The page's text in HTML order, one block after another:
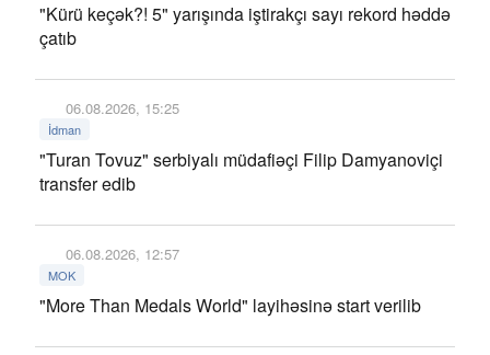
"Kürü keçək?! 5" yarışında iştirakçı sayı rekord həddə
çatıb
06.08.2026, 15:25
İdman
"Turan Tovuz" serbiyalı müdafiəçi Filip Damyanoviçi
transfer edib
06.08.2026, 12:57
MOK
"More Than Medals World" layihəsinə start verilib